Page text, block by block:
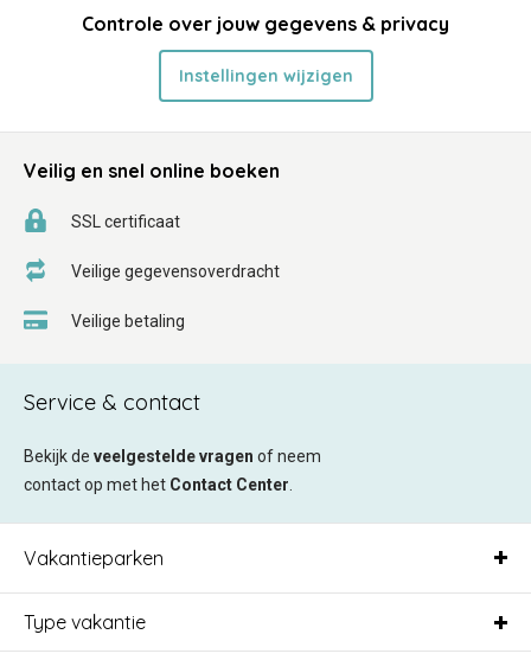
Controle over jouw gegevens & privacy
Instellingen wijzigen
Veilig en snel online boeken
SSL certificaat
Veilige gegevensoverdracht
Veilige betaling
Vakantieparken
Type vakantie
Service & contact
Bekijk de veelgestelde vragen of neem
contact op met het Contact Center